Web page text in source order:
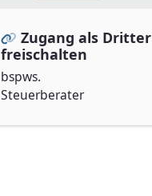
Zugang als Dritter
freischalten
bspws.
Steuerberater